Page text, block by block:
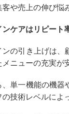
客や売上の伸び悩
ンケアはリピート
ンの引き上げは、
ニューの充実が
、単一機能の機
の技術レベルによ